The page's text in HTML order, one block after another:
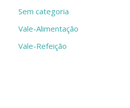
Sem categoria
Vale-Alimentação
Vale-Refeição